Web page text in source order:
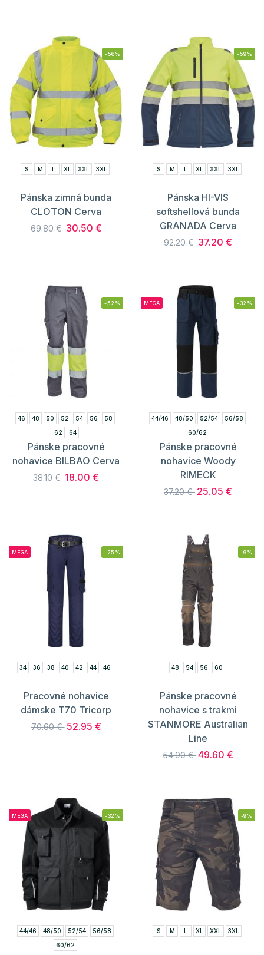
-56%
S M L XL XXL 3XL
Pánska zimná bunda
CLOTON Cerva
69.80 € 30.50 €
-59%
S M L XL XXL 3XL
Pánska HI-VIS
softshellová bunda
GRANADA Cerva
92.20 € 37.20 €
-52%
46 48 50 52 54 56
58
62
64
Pánske pracovné
nohavice BILBAO Cerva
38.10 € 18.00 €
MEGA -32%
44/46 48/50 52/54
56/58
60/62
Pánske pracovné
nohavice Woody
RIMECK
37.20 € 25.05 €
MEGA -25%
34 36 38 40 42 44 46
Pracovné nohavice
dámske T70 Tricorp
70.60 € 52.95 €
-9%
48 54 56 60
Pánske pracovné
nohavice s trakmi
STANMORE Australian
Line
54.90 €49.60 €
MEGA -32%
44/46 48/50 52/54
56/58
60/62
-9%
S M L XL XXL 3XL